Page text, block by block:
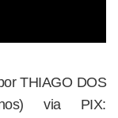
THIAGO DOS
nos) via PIX: